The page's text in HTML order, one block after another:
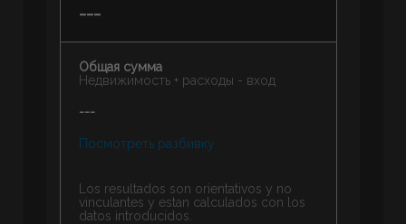
---
Общая сумма
Недвижимость + расходы - вход
---
Посмотреть разбивку
Los resultados son orientativos y no
vinculantes y estan calculados con los
datos introducidos.